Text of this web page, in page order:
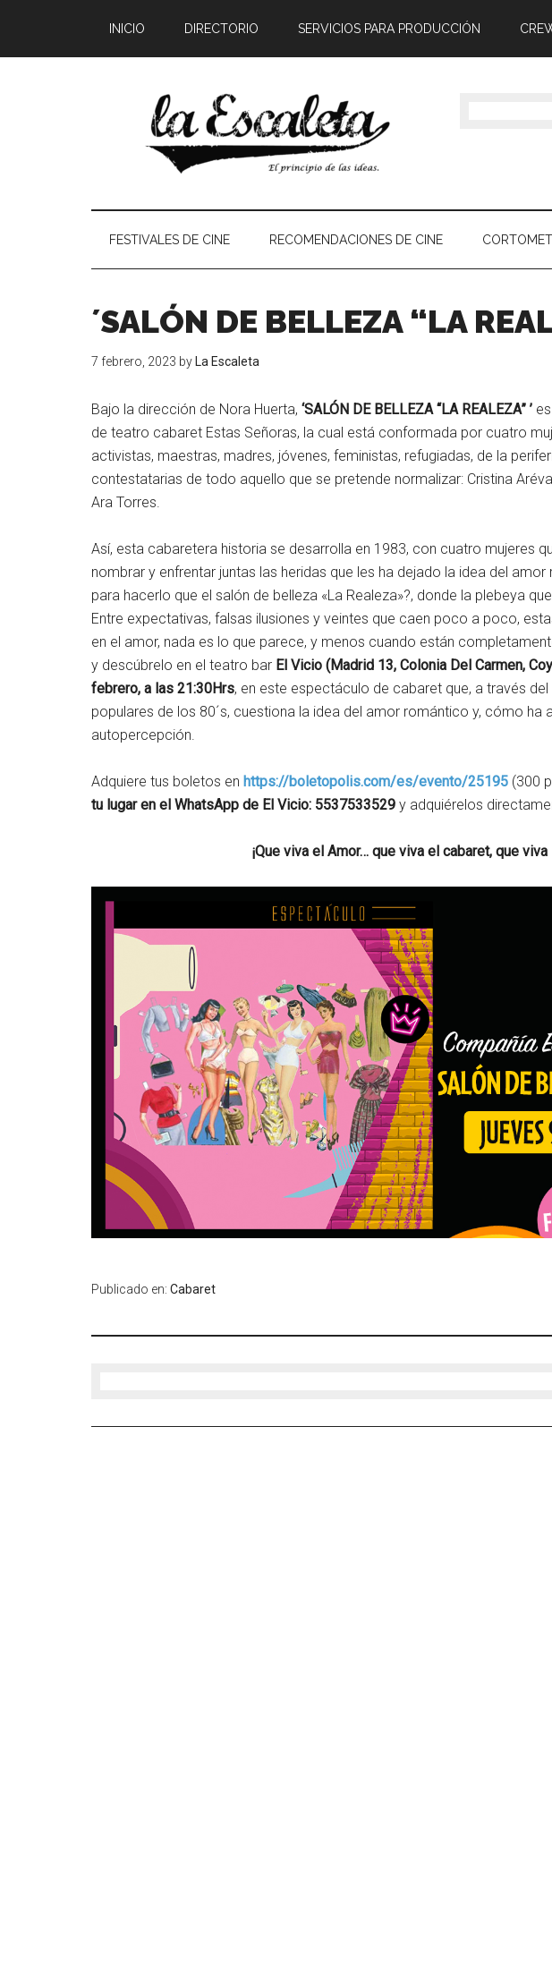
INICIO DIRECTORIO SERVICIOS PARA PRODUCCIÓN
FESTIVALES DE CINE RECOMENDACIONES DE CINE
´SALÓN DE BELLEZA “LA
7 febrero, 2023 by La Escaleta
Bajo la dirección de Nora Huerta, ‘SALÓN DE BELLEZA “LA REALEZA” ’
de teatro cabaret Estas Señoras, la cual está conformada por cuatro
activistas, maestras, madres, jóvenes, feministas, refugiadas, de la
contestatarias de todo aquello que se pretende normalizar: Cristina
Ara Torres.
Así, esta cabaretera historia se desarrolla en 1983, con cuatro mujeres
nombrar y enfrentar juntas las heridas que les ha dejado la idea del
para hacerlo que el salón de belleza «La Realeza»?, donde la plebeya
Entre expectativas, falsas ilusiones y veintes que caen poco a poco,
en el amor, nada es lo que parece, y menos cuando están
y descúbrelo en el teatro bar El Vicio (Madrid 13, Colonia Del Carmen,
febrero, a las 21:30Hrs, en este espectáculo de cabaret que, a través
populares de los 80´s, cuestiona la idea del amor romántico y, cómo ha
autopercepción.
Adquiere tus boletos en https://boletopolis.com/es/evento/25195 (300
tu lugar en el WhatsApp de El Vicio: 5537533529 y adquiérelos
¡Que viva el Amor… que viva el cabaret, que
Publicado en: Cabaret